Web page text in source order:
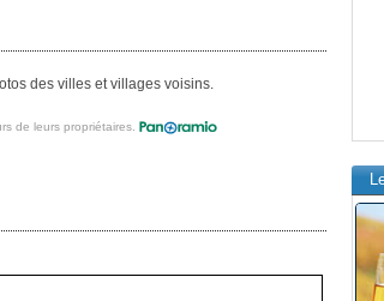
des villes et villages voisins.
de leurs propriétaires.